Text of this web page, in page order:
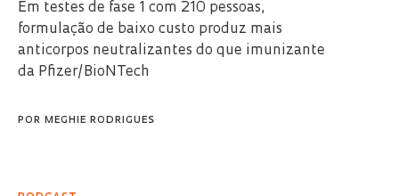
Em testes de fase 1 com 210 pessoas,
formulação de baixo custo produz mais
anticorpos neutralizantes do que imunizante
da Pfizer/BioNTech
POR MEGHIE RODRIGUES